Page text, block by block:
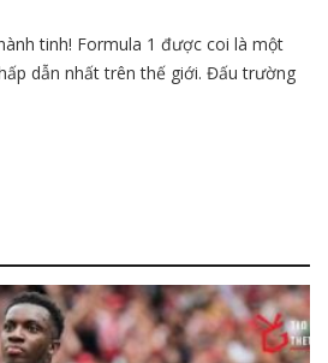
tinh! Formula 1 được coi là một
dẫn nhất trên thế giới. Đấu trường